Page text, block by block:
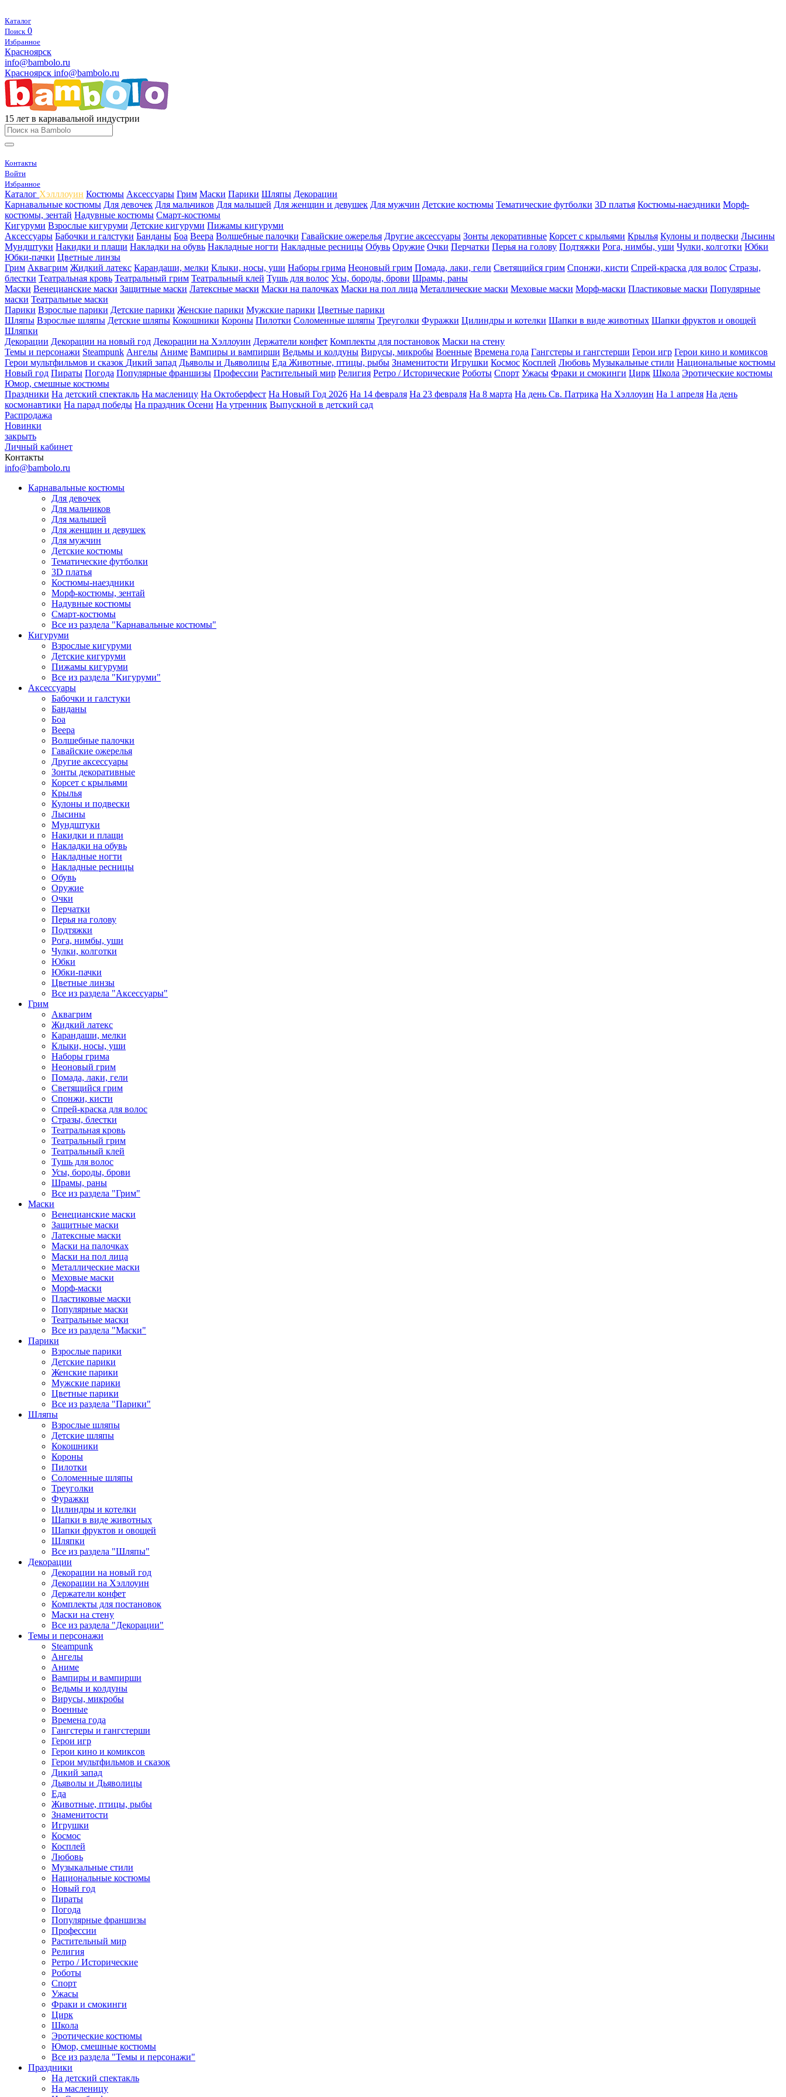
Каталог
Поиск 0
Избранное
Красноярск
info@bambolo.ru
Красноярск info@bambolo.ru
15 лет в карнавальной индустрии
Контакты
Войти
Избранное
Каталог Хэлллоуин Костюмы Аксессуары Грим Маски Парики Шляпы Декорации
Карнавальные костюмы Для девочек Для мальчиков Для малышей Для женщин и девушек Для мужчин Детские костюмы Тематические футболки 3D платья Костюмы-наездники Морф-
костюмы, зентай Надувные костюмы Смарт-костюмы
Кигуруми Взрослые кигуруми Детские кигуруми Пижамы кигуруми
Аксессуары Бабочки и галстуки Банданы Боа Веера Волшебные палочки Гавайские ожерелья Другие аксессуары Зонты декоративные Корсет с крыльями Крылья Кулоны и подвески Лысины
Мундштуки Накидки и плащи Накладки на обувь Накладные ногти Накладные ресницы Обувь Оружие Очки Перчатки Перья на голову Подтяжки Рога, нимбы, уши Чулки, колготки Юбки
Юбки-пачки Цветные линзы
Грим Аквагрим Жидкий латекс Карандаши, мелки Клыки, носы, уши Наборы грима Неоновый грим Помада, лаки, гели Светящийся грим Спонжи, кисти Спрей-краска для волос Стразы,
блестки Театральная кровь Театральный грим Театральный клей Тушь для волос Усы, бороды, брови Шрамы, раны
Маски Венецианские маски Защитные маски Латексные маски Маски на палочках Маски на пол лица Металлические маски Меховые маски Морф-маски Пластиковые маски Популярные
маски Театральные маски
Парики Взрослые парики Детские парики Женские парики Мужские парики Цветные парики
Шляпы Взрослые шляпы Детские шляпы Кокошники Короны Пилотки Соломенные шляпы Треуголки Фуражки Цилиндры и котелки Шапки в виде животных Шапки фруктов и овощей
Шляпки
Декорации Декорации на новый год Декорации на Хэллоуин Держатели конфет Комплекты для постановок Маски на стену
Темы и персонажи Steampunk Ангелы Аниме Вампиры и вампирши Ведьмы и колдуны Вирусы, микробы Военные Времена года Гангстеры и гангстерши Герои игр Герои кино и комиксов
Герои мультфильмов и сказок Дикий запад Дьяволы и Дьяволицы Еда Животные, птицы, рыбы Знаменитости Игрушки Космос Косплей Любовь Музыкальные стили Национальные костюмы
Новый год Пираты Погода Популярные франшизы Профессии Растительный мир Религия Ретро / Исторические Роботы Спорт Ужасы Фраки и смокинги Цирк Школа Эротические костюмы
Юмор, смешные костюмы
Праздники На детский спектакль На масленицу На Октоберфест На Новый Год 2026 На 14 февраля На 23 февраля На 8 марта На день Св. Патрика На Хэллоуин На 1 апреля На день
космонавтики На парад победы На праздник Осени На утренник Выпускной в детский сад
Распродажа
Новинки
закрыть
Личный кабинет
Контакты
info@bambolo.ru
Карнавальные костюмы
Для девочек
Для мальчиков
Для малышей
Для женщин и девушек
Для мужчин
Детские костюмы
Тематические футболки
3D платья
Костюмы-наездники
Морф-костюмы, зентай
Надувные костюмы
Смарт-костюмы
Все из раздела "Карнавальные костюмы"
Кигуруми
Взрослые кигуруми
Детские кигуруми
Пижамы кигуруми
Все из раздела "Кигуруми"
Аксессуары
Бабочки и галстуки
Банданы
Боа
Веера
Волшебные палочки
Гавайские ожерелья
Другие аксессуары
Зонты декоративные
Корсет с крыльями
Крылья
Кулоны и подвески
Лысины
Мундштуки
Накидки и плащи
Накладки на обувь
Накладные ногти
Накладные ресницы
Обувь
Оружие
Очки
Перчатки
Перья на голову
Подтяжки
Рога, нимбы, уши
Чулки, колготки
Юбки
Юбки-пачки
Цветные линзы
Все из раздела "Аксессуары"
Грим
Аквагрим
Жидкий латекс
Карандаши, мелки
Клыки, носы, уши
Наборы грима
Неоновый грим
Помада, лаки, гели
Светящийся грим
Спонжи, кисти
Спрей-краска для волос
Стразы, блестки
Театральная кровь
Театральный грим
Театральный клей
Тушь для волос
Усы, бороды, брови
Шрамы, раны
Все из раздела "Грим"
Маски
Венецианские маски
Защитные маски
Латексные маски
Маски на палочках
Маски на пол лица
Металлические маски
Меховые маски
Морф-маски
Пластиковые маски
Популярные маски
Театральные маски
Все из раздела "Маски"
Парики
Взрослые парики
Детские парики
Женские парики
Мужские парики
Цветные парики
Все из раздела "Парики"
Шляпы
Взрослые шляпы
Детские шляпы
Кокошники
Короны
Пилотки
Соломенные шляпы
Треуголки
Фуражки
Цилиндры и котелки
Шапки в виде животных
Шапки фруктов и овощей
Шляпки
Все из раздела "Шляпы"
Декорации
Декорации на новый год
Декорации на Хэллоуин
Держатели конфет
Комплекты для постановок
Маски на стену
Все из раздела "Декорации"
Темы и персонажи
Steampunk
Ангелы
Аниме
Вампиры и вампирши
Ведьмы и колдуны
Вирусы, микробы
Военные
Времена года
Гангстеры и гангстерши
Герои игр
Герои кино и комиксов
Герои мультфильмов и сказок
Дикий запад
Дьяволы и Дьяволицы
Еда
Животные, птицы, рыбы
Знаменитости
Игрушки
Космос
Косплей
Любовь
Музыкальные стили
Национальные костюмы
Новый год
Пираты
Погода
Популярные франшизы
Профессии
Растительный мир
Религия
Ретро / Исторические
Роботы
Спорт
Ужасы
Фраки и смокинги
Цирк
Школа
Эротические костюмы
Юмор, смешные костюмы
Все из раздела "Темы и персонажи"
Праздники
На детский спектакль
На масленицу